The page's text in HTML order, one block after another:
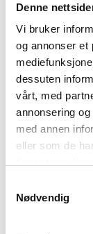
Denne
Vi bruker
og annonser et
dessuten
vårt, med
annonsering
med annen
eller som de
Nødvendig